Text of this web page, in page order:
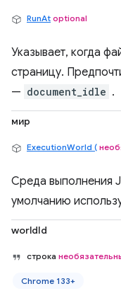
RunAt optional
Указывает, когда
страницу.
— document_idle .
мир
ExecutionWorld (
Среда выполнения
умолчанию
worldId
строка
Chrome 133+